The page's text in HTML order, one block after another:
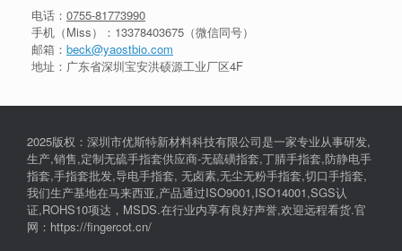
电话： 0755-81773990
手机（Miss）： 13378403675 （微信同号）
邮箱： beck@yaostbio.com
地址：广东省深圳宝安洪硕源工业厂区4F
2025版权：深圳市优斯特新材料科技有限公司是一家专业从事研发,
生产,销售,定制无硫手指套供应商-无硫磺指套,丁腈手指套,防静电手
指套,手指套批发,导电手指套, 无卤素,无尘无粉手指套,切口手指套,
我们生产基地在马来西亚,产品通过ISO9001,ISO14001,SGS认
证,ROHS10项达，MSDS.在行业内享有良好声誉,欢迎远程看货.官
网：https://fingercot.cn/